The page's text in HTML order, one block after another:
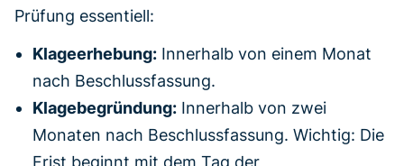
Prüfung essentiell:
Klageerhebung: Innerhalb von einem Monat
nach Beschlussfassung.
Klagebegründung: Innerhalb von zwei
Monaten nach Beschlussfassung. Wichtig: Die